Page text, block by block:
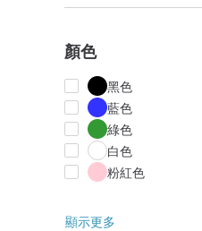
顏色
黑色
藍色
綠色
白色
粉紅色
顯示更多